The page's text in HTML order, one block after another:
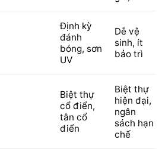
Định kỳ
đánh
bóng, sơn
UV
Dễ vệ
sinh, ít
bảo trì
Biệt thự
cổ điển,
tân cổ
điển
Biệt thự
hiện đại,
ngân
sách hạn
chế